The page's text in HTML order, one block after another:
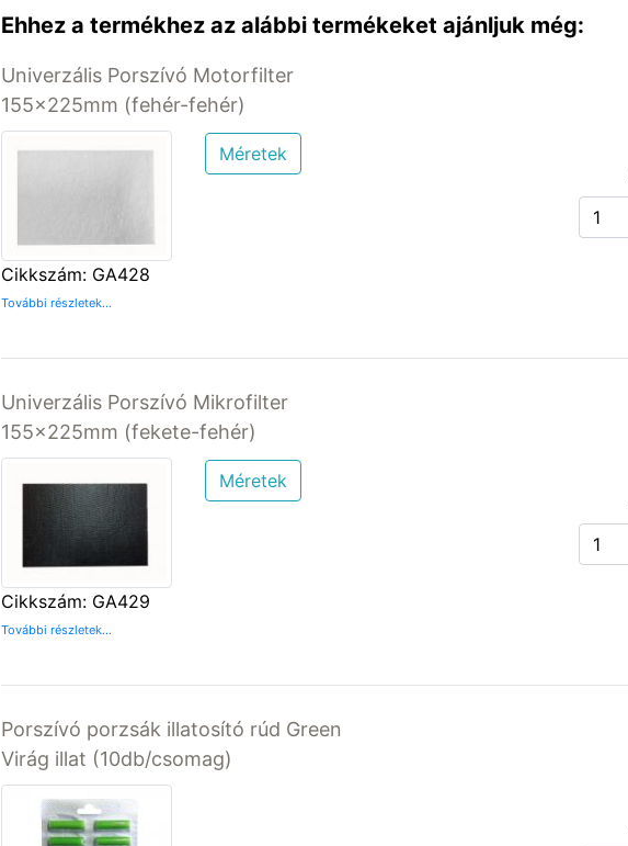
Ehhez a termékhez az alábbi termékeket ajánljuk még:
Univerzális Porszívó Motorfilter
155x225mm (fehér-fehér)
Cikkszám: GA428
További részletek...
Méretek
Univerzális Porszívó Mikrofilter
155x225mm (fekete-fehér)
Cikkszám: GA429
További részletek...
Méretek
Porszívó porzsák illatosító rúd Green
Virág illat (10db/csomag)